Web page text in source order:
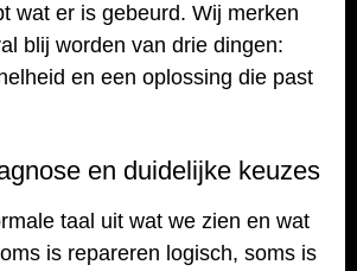
wat er is gebeurd. Wij merken
blij worden van drie dingen:
en een oplossing die past
en duidelijke keuzes
taal uit wat we zien en wat
is repareren logisch, soms is